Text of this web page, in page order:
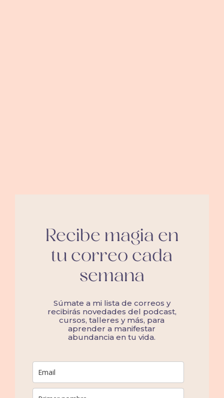
Recibe magia en
tu correo cada
semana
Súmate a mi lista de correos y
recibirás novedades del podcast,
cursos, talleres y más, para
aprender a manifestar
abundancia en tu vida.